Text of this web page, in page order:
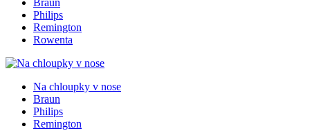
Braun
Philips
Remington
Rowenta
Na chloupky v nose
Braun
Philips
Remington